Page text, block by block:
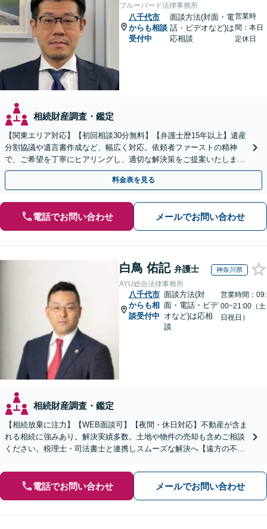
ブルーバード法律事務所
八千代市
からも相談
受付中
面談方法(対面・電
話・ビデオなど)は
応相談
営業時
間：本日
定休日
相続財産調査・鑑定
【関東エリア対応】【初回相談30分無料】【弁護士歴15年以上】遺産
分割協議や遺言書作成など、幅広く対応。依頼者ファーストの精神
で、ご希望を丁寧にヒアリングし、適切な解決策をご提案いたしま
す。まずは無料相談でお悩みをお聞かせください。
料金表を見る
電話でお問い合わせ メールでお問い合わせ
白鳥 佑記 弁護士 神奈川県
AYU総合法律事務所
八千代市
からも相
談受付中
面談方法(対
面・電話・ビデ
オなど)は応相
談
営業時間：09:
00~21:00（土
日祝日）
相続財産調査・鑑定
【相続放棄に注力】【WEB面談可】【夜間・休日対応】不動産が含ま
れる相続に強みあり。解決実績多数。土地や物件の売却も含めご相談
ください。税理士・司法書士と連携しスムーズな解決へ【遠方の不動
電話でお問い合わせ メールでお問い合わせ